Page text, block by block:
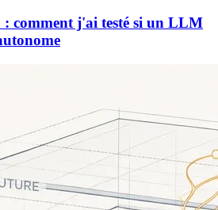
: comment j'ai testé si un LLM